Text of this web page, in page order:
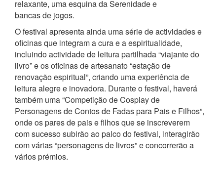
relaxante, uma esquina da Serenidade e
bancas de jogos.
O festival apresenta ainda uma série de actividades e
oficinas que integram a cura e a espiritualidade,
incluindo actividade de leitura partilhada “viajante do
livro” e os oficinas de artesanato “estação de
renovação espiritual”, criando uma experiência de
leitura alegre e inovadora. Durante o festival, haverá
também uma “Competição de Cosplay de
Personagens de Contos de Fadas para Pais e Filhos”,
onde os pares de pais e filhos que se inscreverem
com sucesso subirão ao palco do festival, interagirão
com várias “personagens de livros” e concorrerão a
vários prémios.